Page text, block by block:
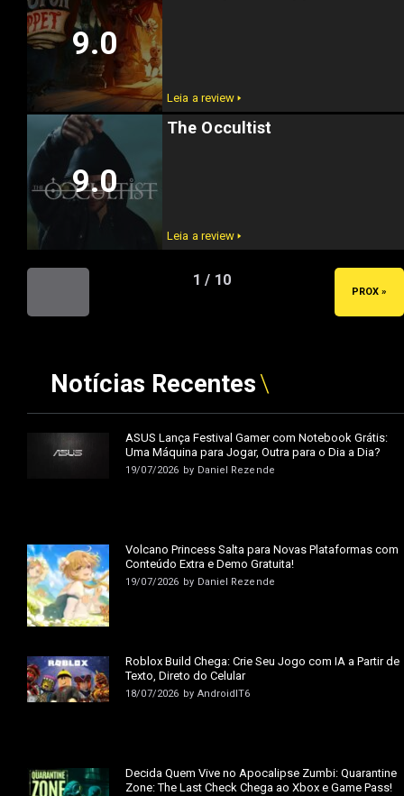
9.0
Leia a review 🢒
The Occultist
9.0
Leia a review 🢒
1 / 10
PROX »
Notícias Recentes
ASUS Lança Festival Gamer com Notebook Grátis:
Uma Máquina para Jogar, Outra para o Dia a Dia?
19/07/2026 by Daniel Rezende
Volcano Princess Salta para Novas Plataformas com
Conteúdo Extra e Demo Gratuita!
19/07/2026 by Daniel Rezende
Roblox Build Chega: Crie Seu Jogo com IA a Partir de
Texto, Direto do Celular
18/07/2026 by AndroidIT6
Decida Quem Vive no Apocalipse Zumbi: Quarantine
Zone: The Last Check Chega ao Xbox e Game Pass!